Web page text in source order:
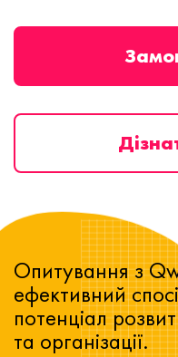
Опитування з
ефективний
потенціал
та організації.